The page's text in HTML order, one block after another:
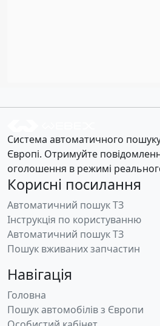
Система автоматичного
Європі. Отримуйте
оголошення в режимі
Корисні посилання
Автоматичний пошук ТЗ
Інструкція по користуванню
Автоматичний пошук ТЗ
Пошук вживаних запчастин
Навігація
Головна
Пошук автомобілів з Європи